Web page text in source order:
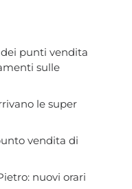
punti vendita
sulle
le super
vendita di
nuovi orari